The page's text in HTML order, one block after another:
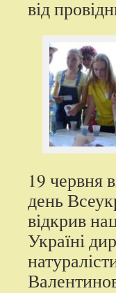
від
19 червня
день
відкрив
Україні